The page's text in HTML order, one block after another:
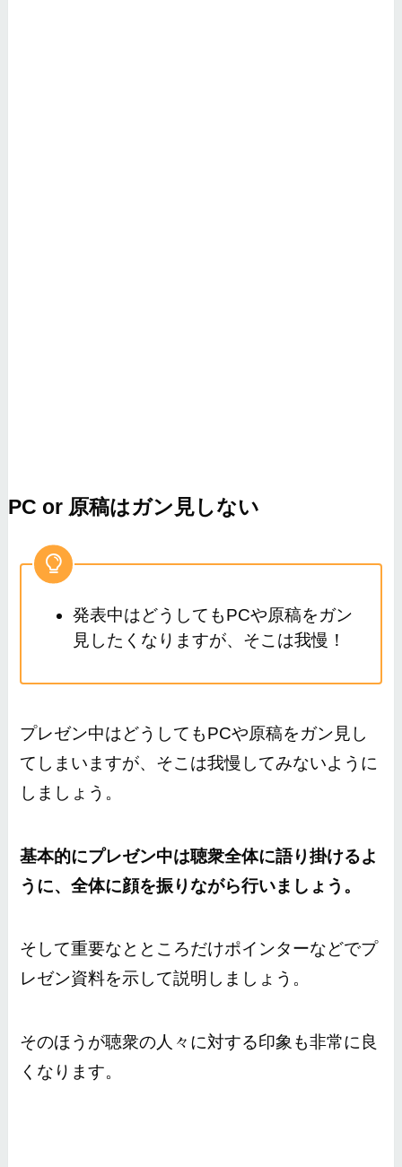
PC or 原稿はガン見しない
発表中はどうしてもPCや原稿をガン
見したくなりますが、そこは我慢！
プレゼン中はどうしてもPCや原稿をガン見し
てしまいますが、そこは我慢してみないように
しましょう。
基本的にプレゼン中は聴衆全体に語り掛けるよ
うに、全体に顔を振りながら行いましょう。
そして重要なとところだけポインターなどでプ
レゼン資料を示して説明しましょう。
そのほうが聴衆の人々に対する印象も非常に良
くなります。